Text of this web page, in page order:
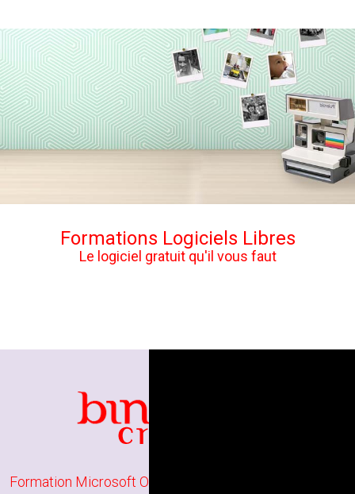
Formations Logiciels Libres
Le logiciel gratuit qu'il vous faut
Formation Microsoft Office à Tours